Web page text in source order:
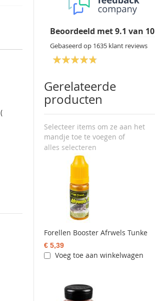
Beoordeeld met9.1 van 10
Gebaseerd op 1635 klant reviews
Gerelateerde
producten
Selecteer items om ze aan het
mandje toe te voegen of
alles selecteren
Forellen Booster Afrwels Tunke
€ 5,39
Voeg toe aan winkelwagen